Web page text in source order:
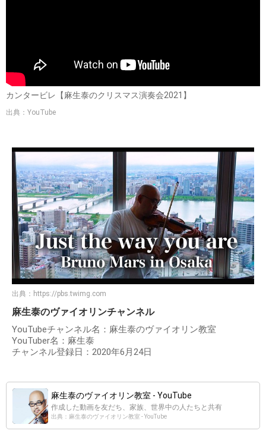
カンタービレ【麻生泰のクリスマス演奏会2021】
出典：YouTube
出典： https://pbs.twimg.com
麻生泰のヴァイオリンチャンネル
YouTubeチャンネル名：麻生泰のヴァイオリン教室
YouTuber名：麻生泰
チャンネル登録日：2020年6月24日
麻生泰のヴァイオリン教室 - YouTube
作成した動画を友だち、家族、世界中の人たちと共有
出典：麻生泰のヴァイオリン教室 - YouTube